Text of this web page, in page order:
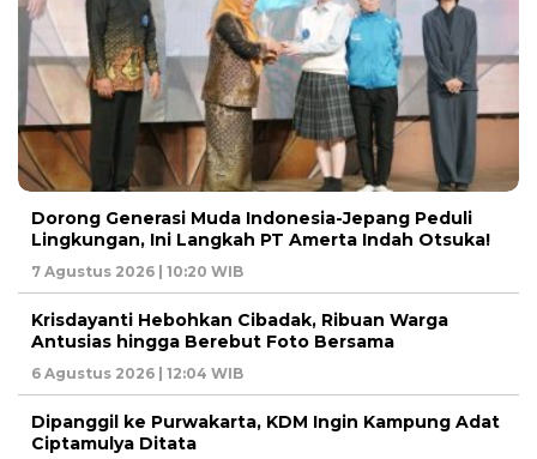
Dorong Generasi Muda Indonesia-Jepang Peduli
Lingkungan, Ini Langkah PT Amerta Indah Otsuka!
7 Agustus 2026 | 10:20 WIB
Krisdayanti Hebohkan Cibadak, Ribuan Warga
Antusias hingga Berebut Foto Bersama
6 Agustus 2026 | 12:04 WIB
Dipanggil ke Purwakarta, KDM Ingin Kampung Adat
Ciptamulya Ditata